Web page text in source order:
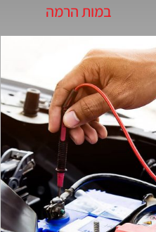
במות הרמה